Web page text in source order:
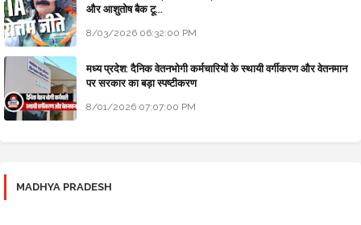
और आशुतोष बैक टू...
8/03/2026 06:32:00 PM
मध्य प्रदेश: दैनिक वेतनभोगी कर्मचारियों के स्थायी वर्गीकरण और वेतनमान
पर सरकार का बड़ा स्पष्टीकरण
8/01/2026 07:07:00 PM
MADHYA PRADESH